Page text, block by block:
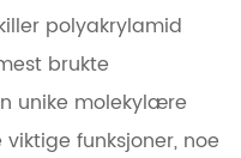
polyakrylamid
brukte
unike molekylære
funksjoner, noe